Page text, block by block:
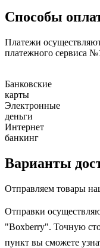
Способы
Платежи
платежного сервиса
Банковские
карты
Электронные
деньги
Интернет
банкинг
Варианты
Отправляем товары
Отправки
"Boxberry". Точную
пункт вы сможете